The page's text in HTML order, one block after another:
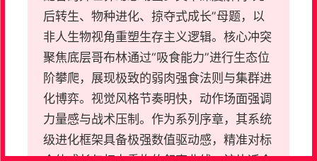
后转生、物种进化、掠夺式成长”母题，以
非人生物视角重塑生存主义逻辑。核心冲突
聚焦底层哥布林通过“吸食能力”进行生态位
阶攀爬，展现极致的弱肉强食法则与集群进
化博弈。视觉风格节奏明快，动作场面强调
力量感与战术压制。作为系列序章，其系统
级进化框架具备极强数值驱动感，精准对标